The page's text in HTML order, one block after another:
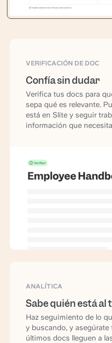
VERIFICACIÓN DE DOC
Confía sin dudar
Verifica tus docs para
sepa qué es relevante.
está en Slite y seguir
información que
ANALÍTICA
Sabe quién está al
Haz seguimiento de lo
y buscando, y
últimos docs lleguen a